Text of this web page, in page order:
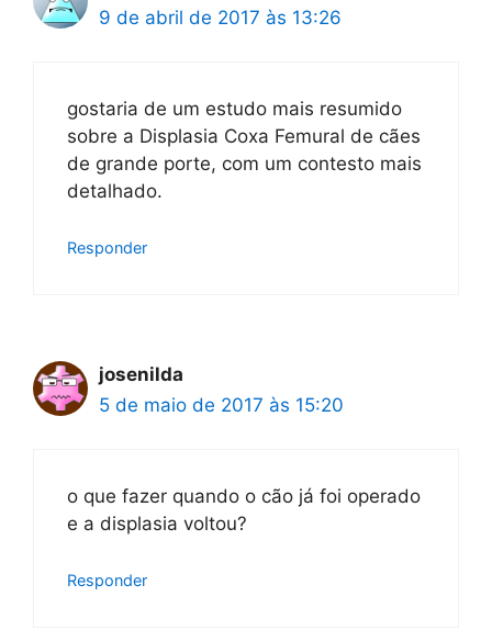
9 de abril de 2017 às 13:26
gostaria de um estudo mais resumido
sobre a Displasia Coxa Femural de cães
de grande porte, com um contesto mais
detalhado.
Responder
josenilda
5 de maio de 2017 às 15:20
o que fazer quando o cão já foi operado
e a displasia voltou?
Responder